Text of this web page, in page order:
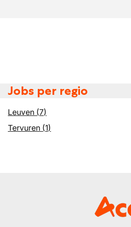
Jobs per regio
Leuven (7)
Tervuren (1)